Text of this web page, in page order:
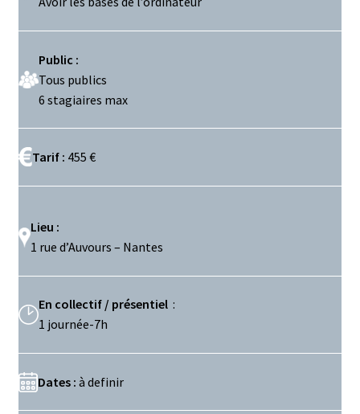
Public :
Tous publics
6 stagiaires max
Tarif : 455 €
Lieu :
1 rue d’Auvours – Nantes
En collectif / présentiel :
1 journée-7h
Dates : à definir